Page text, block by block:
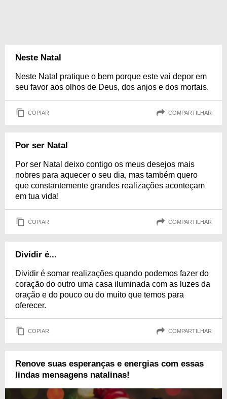
Neste Natal
Neste Natal pratique o bem porque este vai depor em
seu favor aos olhos de Deus, dos anjos e dos mortais.
COPIAR COMPARTILHAR
Por ser Natal
Por ser Natal deixo contigo os meus desejos mais
nobres para aquecer o seu dia, mas também quero
que constantemente grandes realizações aconteçam
em tua vida!
COPIAR COMPARTILHAR
Dividir é...
Dividir é somar realizações quando podemos fazer do
coração do outro uma casa iluminada com as luzes da
oração e do pouco ou do muito que temos para
oferecer.
COPIAR COMPARTILHAR
Renove suas esperanças e energias com essas
lindas mensagens natalinas!